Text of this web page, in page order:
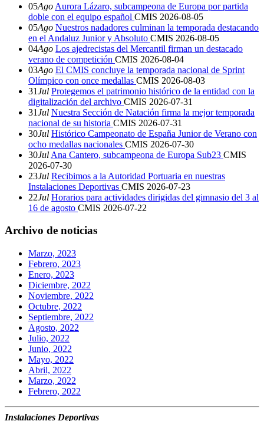
05Ago Aurora Lázaro, subcampeona de Europa por partida
doble con el equipo español CMIS 2026-08-05
05Ago Nuestros nadadores culminan la temporada destacando
en el Andaluz Junior y Absoluto CMIS 2026-08-05
04Ago Los ajedrecistas del Mercantil firman un destacado
verano de competición CMIS 2026-08-04
03Ago El CMIS concluye la temporada nacional de Sprint
Olímpico con once medallas CMIS 2026-08-03
31Jul Protegemos el patrimonio histórico de la entidad con la
digitalización del archivo CMIS 2026-07-31
31Jul Nuestra Sección de Natación firma la mejor temporada
nacional de su historia CMIS 2026-07-31
30Jul Histórico Campeonato de España Junior de Verano con
ocho medallas nacionales CMIS 2026-07-30
30Jul Ana Cantero, subcampeona de Europa Sub23 CMIS
2026-07-30
23Jul Recibimos a la Autoridad Portuaria en nuestras
Instalaciones Deportivas CMIS 2026-07-23
22Jul Horarios para actividades dirigidas del gimnasio del 3 al
16 de agosto CMIS 2026-07-22
Archivo de noticias
Marzo, 2023
Febrero, 2023
Enero, 2023
Diciembre, 2022
Noviembre, 2022
Octubre, 2022
Septiembre, 2022
Agosto, 2022
Julio, 2022
Junio, 2022
Mayo, 2022
Abril, 2022
Marzo, 2022
Febrero, 2022
Instalaciones Deportivas